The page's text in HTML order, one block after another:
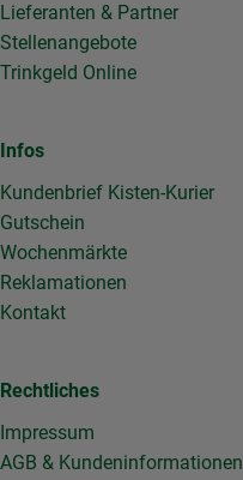
Lieferanten & Partner
Stellenangebote
Trinkgeld Online
Infos
Kundenbrief Kisten-Kurier
Gutschein
Wochenmärkte
Reklamationen
Kontakt
Rechtliches
Impressum
AGB & Kundeninformationen